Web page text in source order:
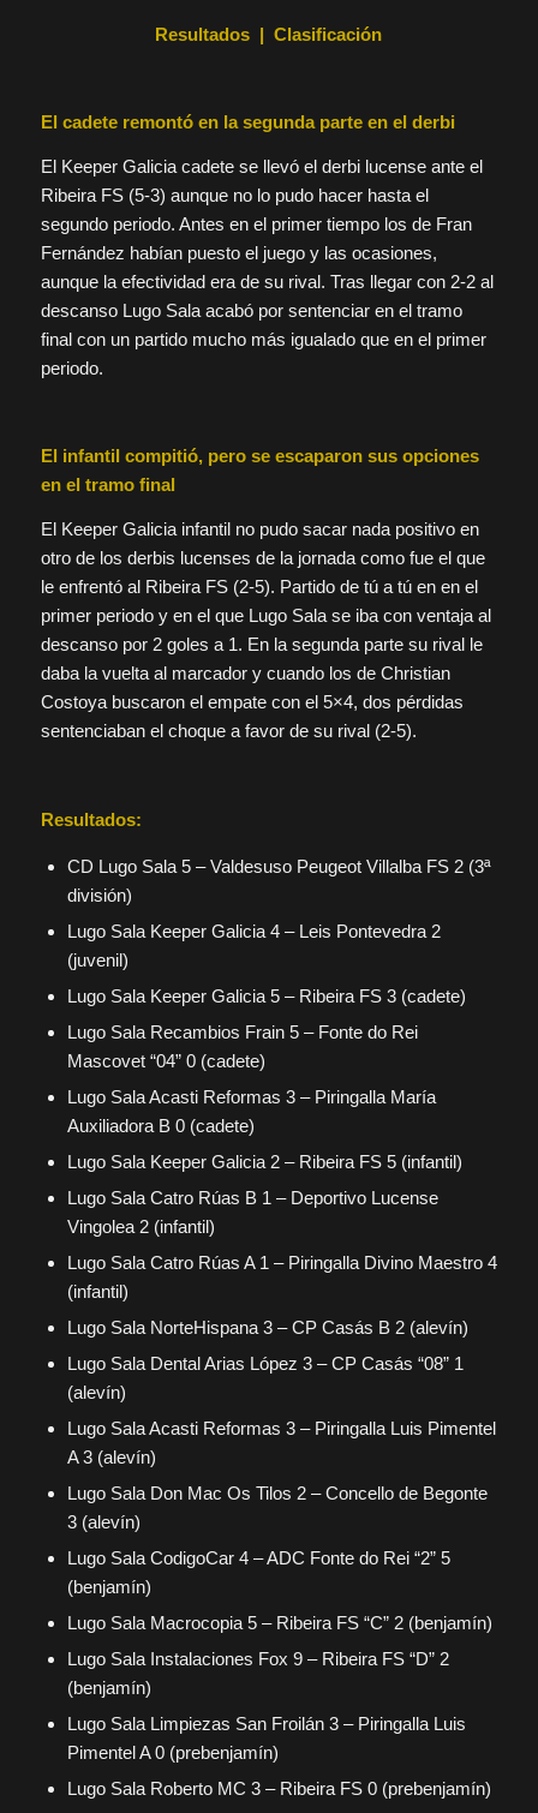
Resultados |Clasificación
El cadete remontó en la segunda parte en el derbi
El Keeper Galicia cadete se llevó el derbi lucense ante el
Ribeira FS (5-3) aunque no lo pudo hacer hasta el
segundo periodo. Antes en el primer tiempo los de Fran
Fernández habían puesto el juego y las ocasiones,
aunque la efectividad era de su rival. Tras llegar con 2-2 al
descanso Lugo Sala acabó por sentenciar en el tramo
final con un partido mucho más igualado que en el primer
periodo.
El infantil compitió, pero se escaparon sus opciones
en el tramo final
El Keeper Galicia infantil no pudo sacar nada positivo en
otro de los derbis lucenses de la jornada como fue el que
le enfrentó al Ribeira FS (2-5). Partido de tú a tú en en el
primer periodo y en el que Lugo Sala se iba con ventaja al
descanso por 2 goles a 1. En la segunda parte su rival le
daba la vuelta al marcador y cuando los de Christian
Costoya buscaron el empate con el 5×4, dos pérdidas
sentenciaban el choque a favor de su rival (2-5).
Resultados:
CD Lugo Sala 5 – Valdesuso Peugeot Villalba FS 2 (3ª
división)
Lugo Sala Keeper Galicia 4 – Leis Pontevedra 2
(juvenil)
Lugo Sala Keeper Galicia 5 – Ribeira FS 3 (cadete)
Lugo Sala Recambios Frain 5 – Fonte do Rei
Mascovet “04” 0 (cadete)
Lugo Sala Acasti Reformas 3 – Piringalla María
Auxiliadora B 0 (cadete)
Lugo Sala Keeper Galicia 2 – Ribeira FS 5 (infantil)
Lugo Sala Catro Rúas B 1 – Deportivo Lucense
Vingolea 2 (infantil)
Lugo Sala Catro Rúas A 1 – Piringalla Divino Maestro 4
(infantil)
Lugo Sala NorteHispana 3 – CP Casás B 2 (alevín)
Lugo Sala Dental Arias López 3 – CP Casás “08” 1
(alevín)
Lugo Sala Acasti Reformas 3 – Piringalla Luis Pimentel
A 3 (alevín)
Lugo Sala Don Mac Os Tilos 2 – Concello de Begonte
3 (alevín)
Lugo Sala CodigoCar 4 – ADC Fonte do Rei “2” 5
(benjamín)
Lugo Sala Macrocopia 5 – Ribeira FS “C” 2 (benjamín)
Lugo Sala Instalaciones Fox 9 – Ribeira FS “D” 2
(benjamín)
Lugo Sala Limpiezas San Froilán 3 – Piringalla Luis
Pimentel A 0 (prebenjamín)
Lugo Sala Roberto MC 3 – Ribeira FS 0 (prebenjamín)